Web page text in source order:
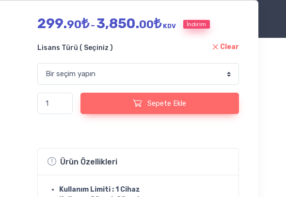
299.90₺ – 3,850.00₺ Fiyat aralığı: 299.90₺ -
KDV İndirim
Lisans Türü ( Seçiniz ) Clear
Office 2024 KEY PRO Lisans Anahtarı adet
Sepete Ekle
Ürün Özellikleri
Kullanım Limiti : 1 Cihaz